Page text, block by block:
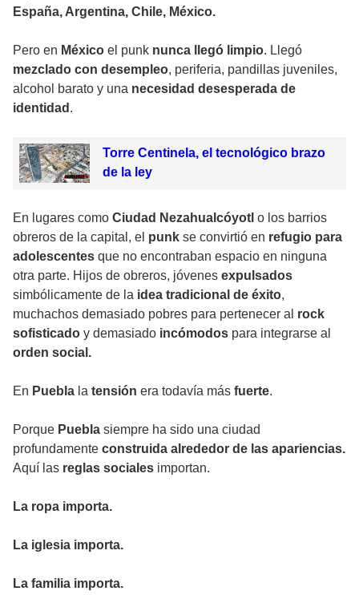
España, Argentina, Chile, México.
Pero en México el punk nunca llegó limpio. Llegó
mezclado con desempleo, periferia, pandillas juveniles,
alcohol barato y una necesidad desesperada de
identidad .
Torre Centinela, el tecnológico brazo
de la ley
En lugares como Ciudad Nezahualcóyotl o los barrios
obreros de la capital, el punk se convirtió en refugio para
adolescentes que no encontraban espacio en ninguna
otra parte. Hijos de obreros, jóvenes expulsados
simbólicamente de la idea tradicional de éxito,
muchachos demasiado pobres para pertenecer al rock
sofisticado y demasiado incómodos para integrarse al
orden social.
En Puebla la tensión era todavía más fuerte.
Porque Puebla siempre ha sido una ciudad
profundamente construida alrededor de las apariencias.
Aquí las reglas sociales importan.
La ropa importa.
La iglesia importa.
La familia importa.